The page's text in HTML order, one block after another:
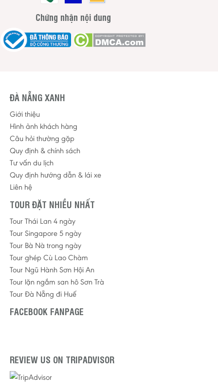
Chứng nhận nội dung
ĐÀ NẴNG XANH
Giới thiệu
Hình ảnh khách hàng
Câu hỏi thường gặp
Quy định & chính sách
Tư vấn du lịch
Quy định hướng dẫn & lái xe
Liên hệ
TOUR ĐẶT NHIỀU NHẤT
Tour Thái Lan 4 ngày
Tour Singapore 5 ngày
Tour Bà Nà trong ngày
Tour ghép Cù Lao Chàm
Tour Ngũ Hành Sơn Hội An
Tour lặn ngắm san hô Sơn Trà
Tour Đà Nẵng đi Huế
FACEBOOK FANPAGE
REVIEW US ON TRIPADVISOR